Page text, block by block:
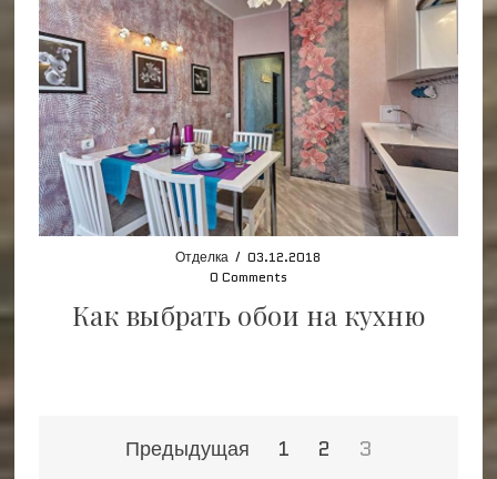
Отделка / 03.12.2018
0 Comments
Как выбрать обои на кухню
НавигацияПредыдущая 1 2 3